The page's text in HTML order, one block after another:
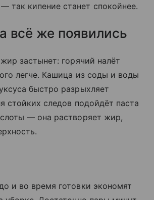
так кипение станет спокойнее.
всё же появились
застынет: горячий налёт
легче. Кашица из соды и воды
быстро разрыхляет
стойких следов подойдёт паста
— она растворяет жир,
и во время готовки экономят